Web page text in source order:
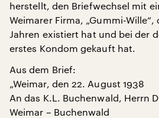
herstellt, den Briefwechsel mit
Weimarer Firma, „Gummi-
Jahren existiert hat und bei der
erstes Kondom gekauft hat.
Aus dem Brief:
„Weimar, den 22. August 1938
An das K.L. Buchenwald, Herrn
Weimar – Buchenwald